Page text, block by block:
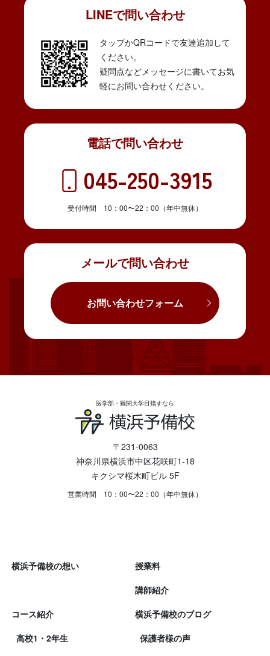
LINEで問い合わせ
タップかQRコードで友達追加して
ください。
疑問点などメッセージに書いてお気
軽にお問い合わせください。
メールで問い合わせ
お問い合わせフォーム
電話で問い合わせ
045-250-3915
受付時間 10：00〜22：00（年中無休）
医学部・難関大学目指すなら
〒231-0063
神奈川県横浜市中区花咲町1-18
キクシマ桜木町ビル 5F
営業時間 10：00〜22：00（年中無休）
横浜予備校の想い
コース紹介
高校1・2年生
授業料
講師紹介
横浜予備校のブログ
保護者様の声